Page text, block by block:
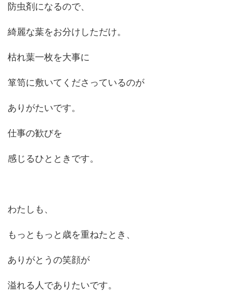
防虫剤になるので、
綺麗な葉をお分けしただけ。
枯れ葉一枚を大事に
箪笥に敷いてくださっているのが
ありがたいです。
仕事の歓びを
感じるひとときです。
わたしも、
もっともっと歳を重ねたとき、
ありがとうの笑顔が
溢れる人でありたいです。